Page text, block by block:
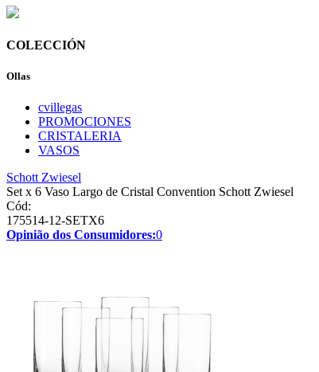
COLECCIÓN
Ollas
cvillegas
PROMOCIONES
CRISTALERIA
VASOS
Schott Zwiesel
Set x 6 Vaso Largo de Cristal Convention Schott Zwiesel
Cód:
175514-12-SETX6
Opinião dos Consumidores:0